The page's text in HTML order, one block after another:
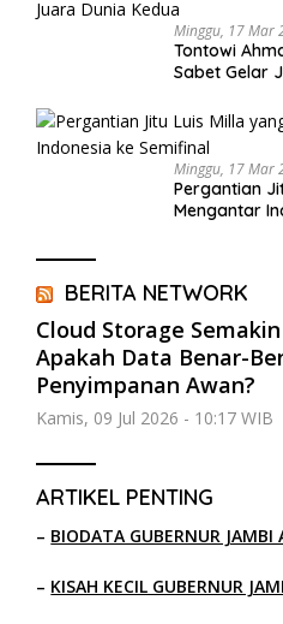
Minggu, 17 Mar
Tontowi
Sabet Gelar
Minggu, 17 Mar
Pergantian
Mengantar
BERITA NETWORK
Cloud Storage
Apakah Data Benar-
Penyimpanan Awan?
Kamis, 09 Jul 2026 - 10:17 WIB
ARTIKEL PENTING
– BIODATA GUBERNUR JAMBI
– KISAH KECIL GUBERNUR